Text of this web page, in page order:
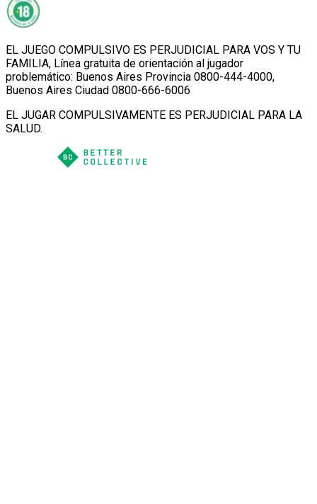
EL JUEGO COMPULSIVO ES PERJUDICIAL PARA VOS Y TU
FAMILIA, Línea gratuita de orientación al jugador
problemático: Buenos Aires Provincia 0800-444-4000,
Buenos Aires Ciudad 0800-666-6006
EL JUGAR COMPULSIVAMENTE ES PERJUDICIAL PARA LA
SALUD.